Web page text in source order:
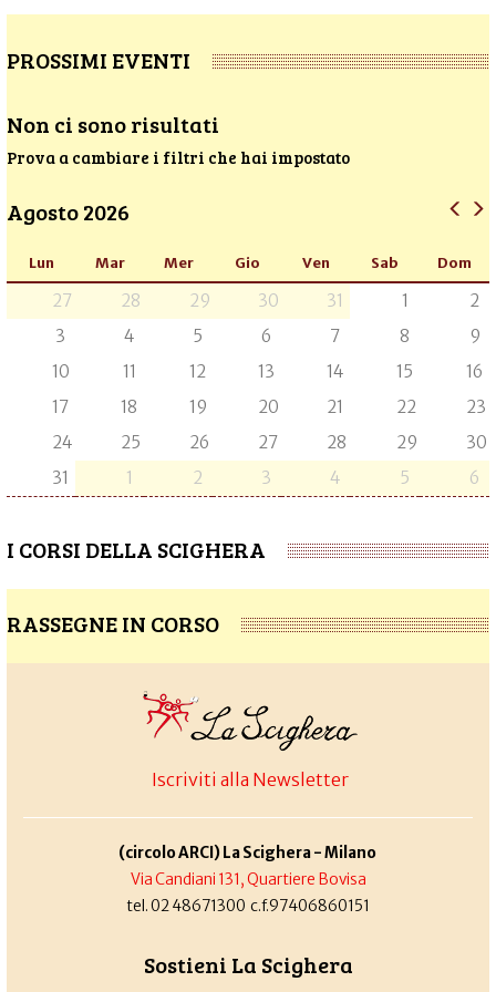
PROSSIMI EVENTI
Non ci sono risultati
Prova a cambiare i filtri che hai impostato
Agosto 2026
Lun Mar Mer Gio Ven Sab Dom
27 28 29 30 31 1
2
3
4 5 6 7 8
9
10
11 12 13 14 15
16
17
18 19 20 21 22
23
24
25 26 27 28 29
30
31
1 2 3 4 5 6
I CORSI DELLA SCIGHERA
RASSEGNE IN CORSO
Iscriviti alla Newsletter
(circolo ARCI) La Scighera - Milano
Via Candiani 131, Quartiere Bovisa
tel. 02 48671300 c.f.97406860151
Sostieni La Scighera